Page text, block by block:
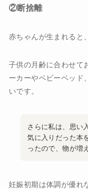
②断捨離
赤ちゃんが生まれると
子供の月齢に合わせて
ーカーやベビーベッド
いです。
さらに私は、思い
気に入りだった本
ったので、物が増
妊娠初期は体調が優れ